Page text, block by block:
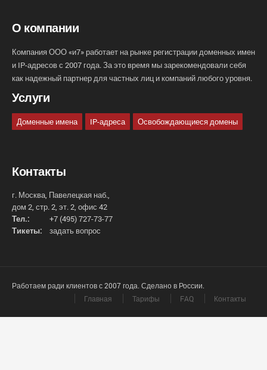
О компании
Компания ООО «и7» работает на рынке регистрации доменных имен
и IP-адресов с 2007 года. За это время мы зарекомендовали себя
как надежный партнер для частных лиц и компаний любого уровня.
Услуги
Доменные имена IP-адреса Освобождающиеся домены
Контакты
г. Москва, Павелецкая наб.,
дом 2, стр. 2, эт. 2, офис 42
Тел.:
+7 (495) 727-73-77
Тикеты:
задать вопрос
Работаем ради клиентов с 2007 года. Сделано в России.
Главная
Тарифы FAQ Контакты